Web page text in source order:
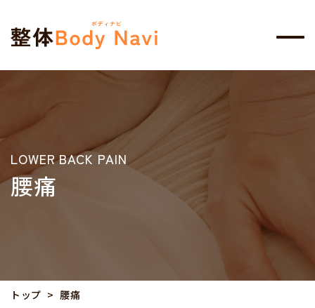
LOWER BACK PAIN
腰痛
トップ > 腰痛